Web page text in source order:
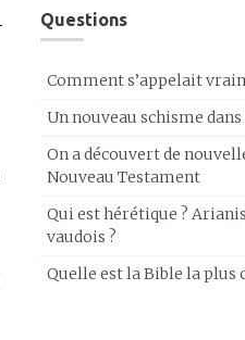
Questions
Comment s’appelait
Un nouveau schisme
On a découvert de
Nouveau Testament
Qui est hérétique ?
vaudois ?
Quelle est la Bible la plus